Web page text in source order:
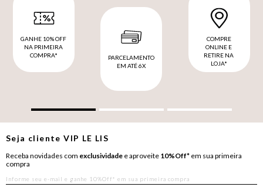
GANHE 10% OFF
NA PRIMEIRA
COMPRA*
PARCELAMENTO
EM ATÉ 6X
COMPRE
ONLINE E
RETIRE NA
LOJA*
Seja clienteVIP LE LIS
Receba novidades com exclusividade e aproveite 10%Off* em sua primeira
compra